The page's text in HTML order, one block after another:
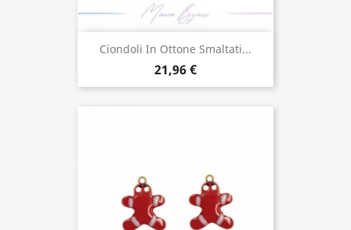
Ciondoli In Ottone Smaltati...
21,96 €